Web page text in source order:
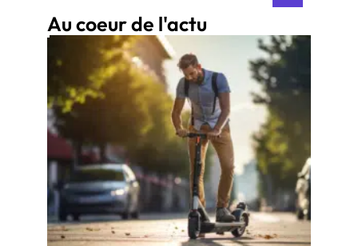
Au coeur de l'actu